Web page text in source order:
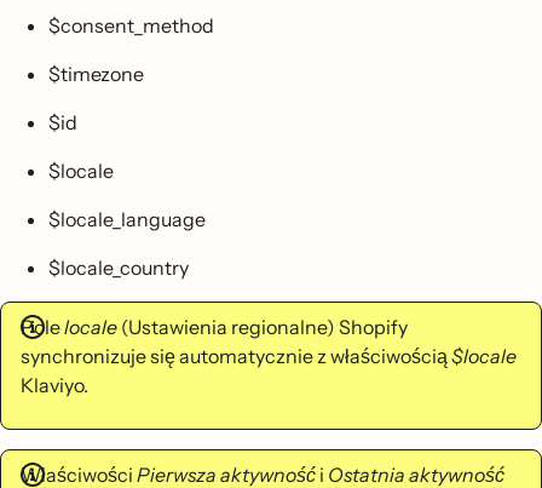
$consent_method
$timezone
$id
$locale
$locale_language
$locale_country
Polelocale (Ustawienia regionalne) Shopify
synchronizuje się automatycznie z właściwością $locale
Klaviyo.
Właściwości Pierwsza aktywność i Ostatnia aktywność